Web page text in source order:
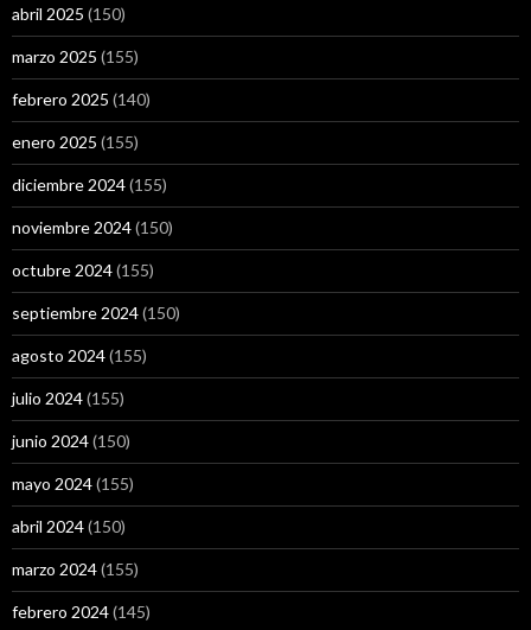
abril 2025 (150)
marzo 2025 (155)
febrero 2025 (140)
enero 2025 (155)
diciembre 2024(155)
noviembre 2024(150)
octubre 2024(155)
septiembre 2024(150)
agosto 2024(155)
julio 2024(155)
junio 2024(150)
mayo 2024(155)
abril 2024(150)
marzo 2024(155)
febrero 2024(145)